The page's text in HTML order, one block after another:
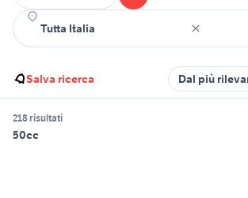
Salva ricerca Dal più
218 risultati
50cc